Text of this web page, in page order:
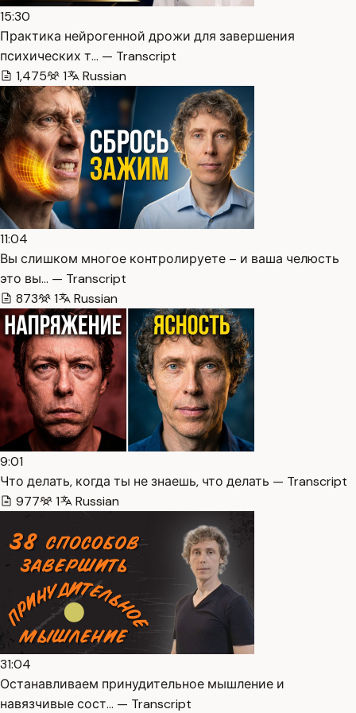
15:30
Практика нейрогенной дрожи для завершения
психических т… — Transcript
1,475
1 Russian
11:04
Вы слишком многое контролируете – и ваша челюсть
это вы… — Transcript
873
1 Russian
9:01
Что делать, когда ты не знаешь, что делать — Transcript
977
1 Russian
31:04
Останавливаем принудительное мышление и
навязчивые сост… — Transcript